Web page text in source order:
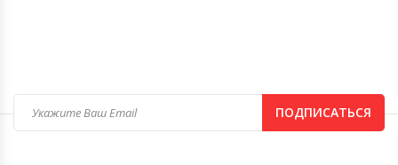
ПОДПИСАТЬСЯ